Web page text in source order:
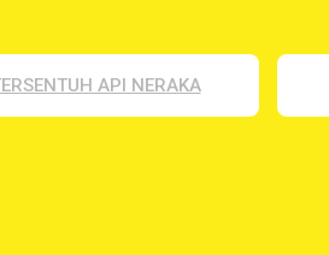
API NERAKA